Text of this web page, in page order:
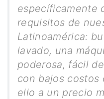
específicamente
requisitos de
Latinoamérica:
lavado, una
poderosa, fácil
con bajos costos
ello a un precio